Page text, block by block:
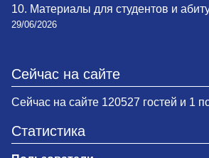
10. Материалы для студентов и
29/06/2026
Сейчас на сайте
Сейчас на сайте 120527 гостей и 1
Статистика